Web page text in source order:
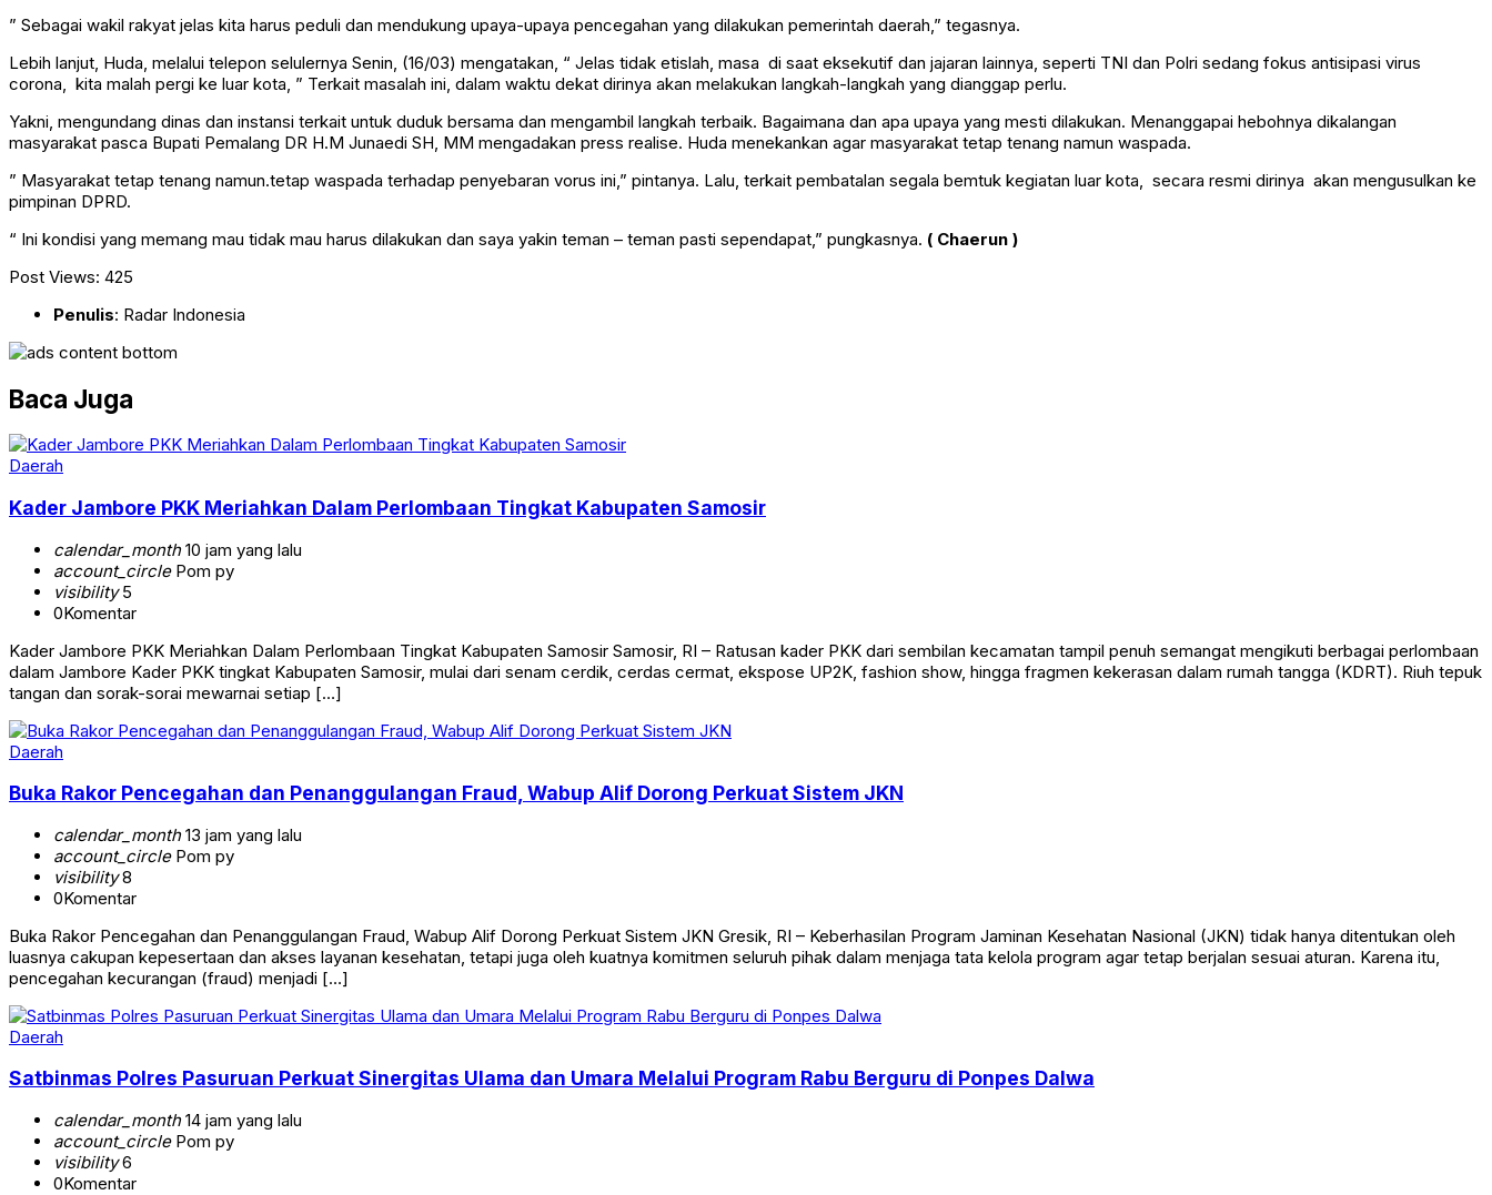
” Sebagai wakil rakyat jelas kita harus peduli dan mendukung upaya-upaya pencegahan yang dilakukan pemerintah daerah,” tegasnya.
Lebih lanjut, Huda, melalui telepon selulernya Senin, (16/03) mengatakan, “ Jelas tidak etislah, masa di saat eksekutif dan jajaran lainnya, seperti TNI dan Polri sedang fokus antisipasi virus
corona, kita malah pergi ke luar kota, ” Terkait masalah ini, dalam waktu dekat dirinya akan melakukan langkah-langkah yang dianggap perlu.
Yakni, mengundang dinas dan instansi terkait untuk duduk bersama dan mengambil langkah terbaik. Bagaimana dan apa upaya yang mesti dilakukan. Menanggapai hebohnya dikalangan
masyarakat pasca Bupati Pemalang DR H.M Junaedi SH, MM mengadakan press realise. Huda menekankan agar masyarakat tetap tenang namun waspada.
” Masyarakat tetap tenang namun.tetap waspada terhadap penyebaran vorus ini,” pintanya. Lalu, terkait pembatalan segala bemtuk kegiatan luar kota, secara resmi dirinya akan mengusulkan ke
pimpinan DPRD.
“ Ini kondisi yang memang mau tidak mau harus dilakukan dan saya yakin teman – teman pasti sependapat,” pungkasnya. ( Chaerun )
Post Views: 425
Penulis: Radar Indonesia
Baca Juga
Daerah
Kader Jambore PKK Meriahkan Dalam Perlombaan Tingkat Kabupaten Samosir
calendar_month10 jam yang lalu
account_circlePom py
visibility5
0Komentar
Kader Jambore PKK Meriahkan Dalam Perlombaan Tingkat Kabupaten Samosir Samosir, RI – Ratusan kader PKK dari sembilan kecamatan tampil penuh semangat mengikuti berbagai perlombaan
dalam Jambore Kader PKK tingkat Kabupaten Samosir, mulai dari senam cerdik, cerdas cermat, ekspose UP2K, fashion show, hingga fragmen kekerasan dalam rumah tangga (KDRT). Riuh tepuk
tangan dan sorak-sorai mewarnai setiap […]
Daerah
Buka Rakor Pencegahan dan Penanggulangan Fraud, Wabup Alif Dorong Perkuat Sistem JKN
calendar_month13 jam yang lalu
account_circlePom py
visibility8
0Komentar
Buka Rakor Pencegahan dan Penanggulangan Fraud, Wabup Alif Dorong Perkuat Sistem JKN Gresik, RI – Keberhasilan Program Jaminan Kesehatan Nasional (JKN) tidak hanya ditentukan oleh
luasnya cakupan kepesertaan dan akses layanan kesehatan, tetapi juga oleh kuatnya komitmen seluruh pihak dalam menjaga tata kelola program agar tetap berjalan sesuai aturan. Karena itu,
pencegahan kecurangan (fraud) menjadi […]
Daerah
Satbinmas Polres Pasuruan Perkuat Sinergitas Ulama dan Umara Melalui Program Rabu Berguru di Ponpes Dalwa
calendar_month14 jam yang lalu
account_circlePom py
visibility6
0Komentar